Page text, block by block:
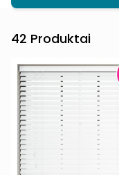
42 Produktai